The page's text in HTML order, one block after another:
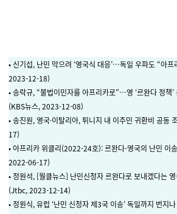
• 신기섭, 난민 막으려 ‘영국식 대응’…독일 우파도 “아
2023-12-18)
• 송락규, “불법이민자를 아프리카로”…영 ‘르완다 정책
(KBS뉴스, 2023-12-08)
• 송진원, 영국·이탈리아, 튀니지 내 이주민 귀환비 공동
17)
• 아프리카 위클리(2022-24호): 르완다-영국의 난민 이
2022-06-17)
• 정원석, [월클뉴스] 난민신청자 르완다로 보내겠다는
(Jtbc, 2023-12-14)
• 정원식, 유럽 ‘난민 신청자 제3국 이송’ 독일까지 번